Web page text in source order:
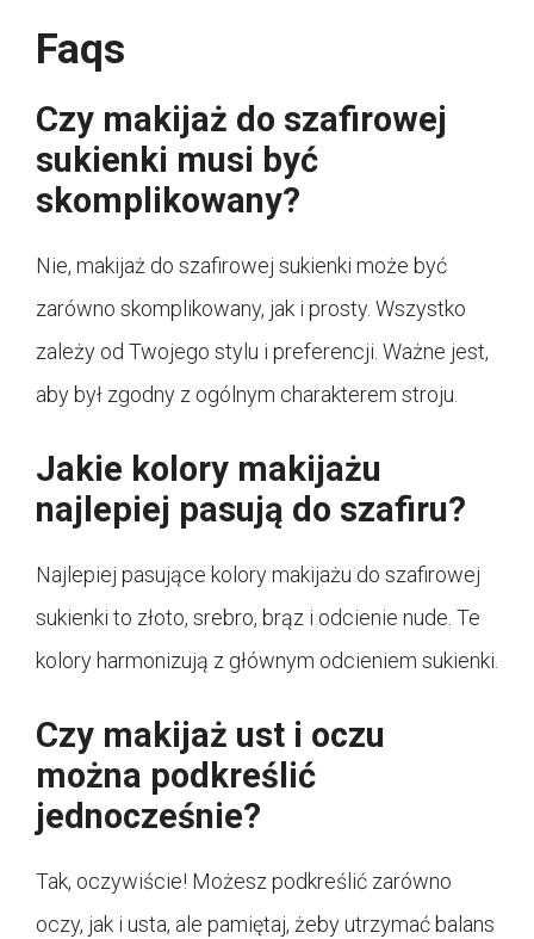
Faqs
Czy makijaż do szafirowej
sukienki musi być
skomplikowany?
Nie, makijaż do szafirowej sukienki może być
zarówno skomplikowany, jak i prosty. Wszystko
zależy od Twojego stylu i preferencji. Ważne jest,
aby był zgodny z ogólnym charakterem stroju.
Jakie kolory makijażu
najlepiej pasują do szafiru?
Najlepiej pasujące kolory makijażu do szafirowej
sukienki to złoto, srebro, brąz i odcienie nude. Te
kolory harmonizują z głównym odcieniem sukienki.
Czy makijaż ust i oczu
można podkreślić
jednocześnie?
Tak, oczywiście! Możesz podkreślić zarówno
oczy, jak i usta, ale pamiętaj, żeby utrzymać balans